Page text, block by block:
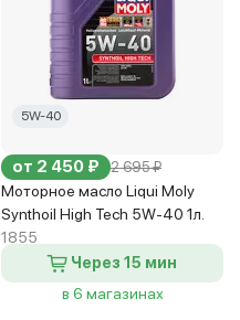
5W-40
от 2 450 ₽ 2 695 ₽
Моторное масло Liqui Moly
Synthoil High Tech 5W-40 1л.
1855
Через 15 мин
в 6 магазинах